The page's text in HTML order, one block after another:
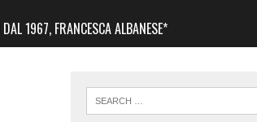
1967, FRANCESCA ALBANESE*